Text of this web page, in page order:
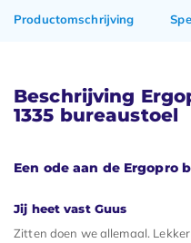
Productomschrijving
Beschrijving
1335 bureaustoel
Een ode aan de Ergopro
Jij heet vast Guus
Zitten doen we allemaal.